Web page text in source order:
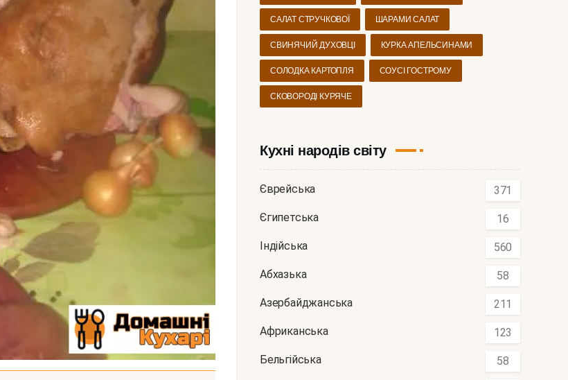
САЛАТ СТРУЧКОВОЇ ШАРАМИ САЛАТ
СВИНЯЧИЙ ДУХОВЦІ КУРКА АПЕЛЬСИНАМИ
СОЛОДКА КАРТОПЛЯ СОУСІ ГОСТРОМУ
СКОВОРОДІ КУРЯЧЕ
Кухні народів світу
Єврейська 371
Єгипетська 16
Індійська 560
Абхазька 58
Азербайджанська 211
Африканська 123
Бельгійська 58